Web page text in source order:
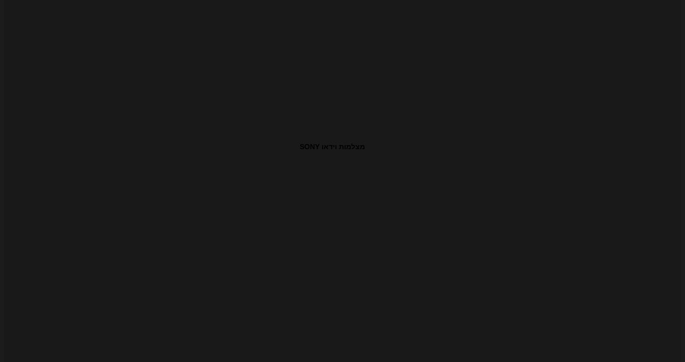
מצלמות וידאו SONY